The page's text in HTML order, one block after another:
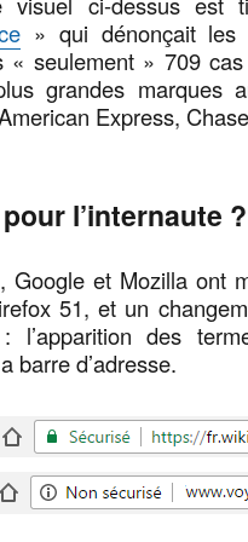
» qui dénonçait les
« seulement » 709
grandes marques
Express,
l’internaute ?
Google et Mozilla ont
51, et un
l’apparition des
barre d’adresse.